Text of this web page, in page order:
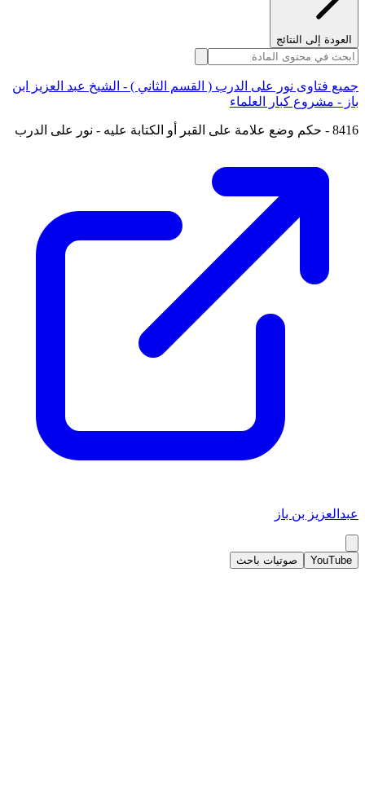
العودة إلى النتائج
جميع فتاوى نور على الدرب ( القسم الثاني ) - الشيخ عبد العزيز ابن
باز - مشروع كبار العلماء
8416 - حكم وضع علامة على القبر أو الكتابة عليه - نور على الدرب
عبدالعزيز بن باز
YouTube صوتيات باحث